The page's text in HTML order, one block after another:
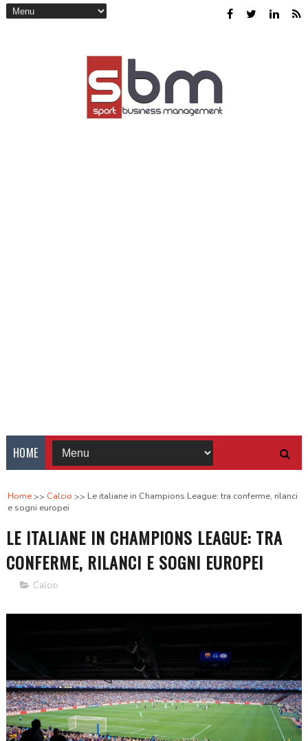
HOME
Home Calcio
Le italiane in Champions League: tra conferme, rilanci
e sogni europei
LE ITALIANE IN CHAMPIONS LEAGUE: TRA
CONFERME, RILANCI E SOGNI EUROPEI
Calcio